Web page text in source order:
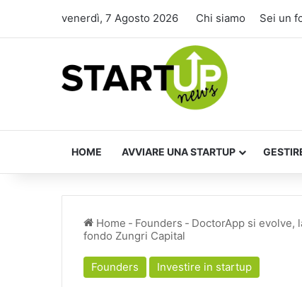
venerdì, 7 Agosto 2026 Chi siamo Sei un
HOME AVVIARE UNA STARTUP
Home - Founders - DoctorApp si evolve,
fondo Zungri Capital
Founders Investire in startup